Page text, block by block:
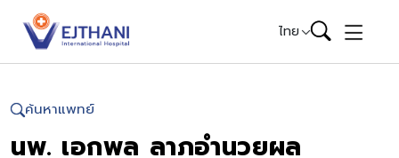
Skip to content
ไทย
ค้นหาแพทย์
นพ. เอกพล ลาภอำนวยผล